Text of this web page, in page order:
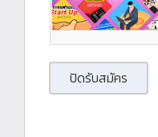
ปิดรับสมัคร